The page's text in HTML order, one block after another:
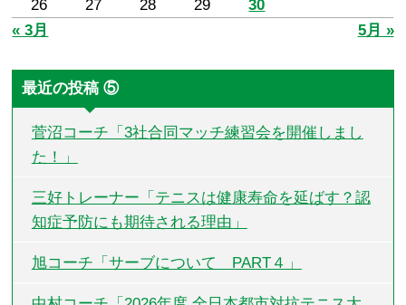
26
27 28 29
30
« 3月
5月 »
最近の投稿 ⑤
菅沼コーチ「3社合同マッチ練習会を開催しまし
た！」
三好トレーナー「テニスは健康寿命を延ばす？認
知症予防にも期待される理由」
旭コーチ「サーブについて PART４」